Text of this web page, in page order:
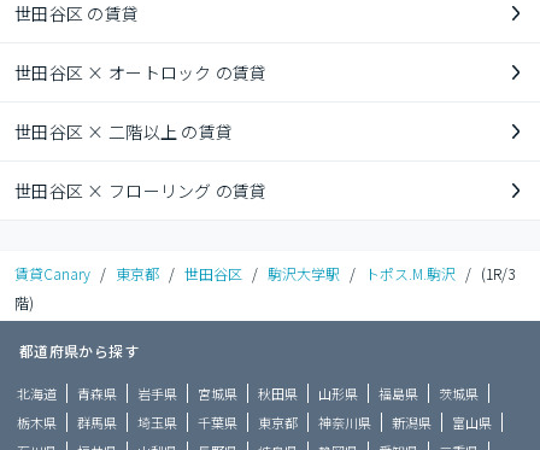
世田谷区 の賃貸
世田谷区 × オートロック の賃貸
世田谷区 × 二階以上 の賃貸
世田谷区 × フローリング の賃貸
賃貸Canary / 東京都 / 世田谷区 / 駒沢大学駅 / トポス.M.駒沢 / (1R/3
階)
都道府県から探す
北海道 青森県 岩手県 宮城県 秋田県 山形県 福島県
茨城県
栃木県
群馬県 埼玉県 千葉県 東京都 神奈川県 新潟県
富山県